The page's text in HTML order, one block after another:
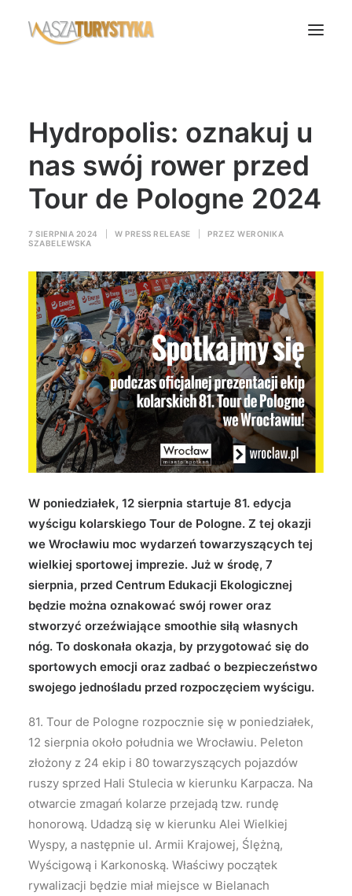
Biura podróży
Noclegi
Polska
Świat
Rok Kobiet
Wasze Podróże
Wyszukiwanie
Hydropolis: oznakuj u
nas swój rower przed
Tour de Pologne 2024
7 SIERPNIA 2024 W PRESS RELEASE PRZEZ WERONIKA
SZABELEWSKA
W poniedziałek, 12 sierpnia startuje 81. edycja
wyścigu kolarskiego Tour de Pologne. Z tej okazji
we Wrocławiu moc wydarzeń towarzyszących tej
wielkiej sportowej imprezie. Już w środę, 7
sierpnia, przed Centrum Edukacji Ekologicznej
będzie można oznakować swój rower oraz
stworzyć orzeźwiające smoothie siłą własnych
nóg. To doskonała okazja, by przygotować się do
sportowych emocji oraz zadbać o bezpieczeństwo
swojego jednośladu przed rozpoczęciem wyścigu.
81. Tour de Pologne rozpocznie się w poniedziałek,
12 sierpnia około południa we Wrocławiu. Peleton
złożony z 24 ekip i 80 towarzyszących pojazdów
ruszy sprzed Hali Stulecia w kierunku Karpacza. Na
otwarcie zmagań kolarze przejadą tzw. rundę
honorową. Udadzą się w kierunku Alei Wielkiej
Wyspy, a następnie ul. Armii Krajowej, Ślężną,
Wyścigową i Karkonoską. Właściwy początek
rywalizacji będzie miał miejsce w Bielanach